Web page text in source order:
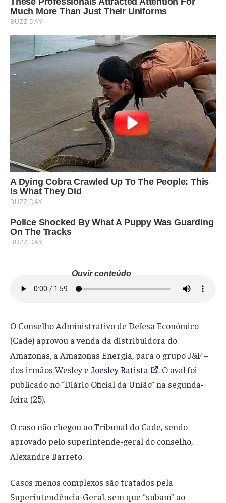
Ouvir conteúdo
O Conselho Administrativo de Defesa Econômico
(Cade) aprovou a venda da distribuidora do
Amazonas, a Amazonas Energia, para o grupo J&F –
dos irmãos Wesley e Joesley Batista
. O aval foi
publicado no “Diário Oficial da União” na segunda-
feira (25).
O caso não chegou ao Tribunal do Cade, sendo
aprovado pelo superintende-geral do conselho,
Alexandre Barreto.
Casos menos complexos são tratados pela
Superintendência-Geral, sem que “subam” ao